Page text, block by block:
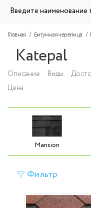
Главная Битумная черепица
Katepal
Описание Виды
Цена
Mansion
Фильтр